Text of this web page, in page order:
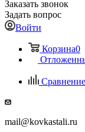
Заказать звонок
Задать вопрос
Войти
Корзина0
mail@kovkastali.ru